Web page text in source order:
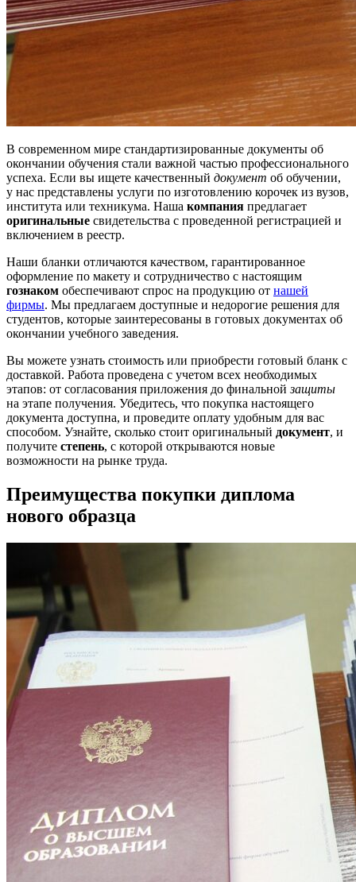
В современном мире стандартизированные документы об
окончании обучения стали важной частью профессионального
успеха. Если вы ищете качественный документ об обучении,
у нас представлены услуги по изготовлению корочек из вузов,
института или техникума. Наша компания предлагает
оригинальные свидетельства с проведенной регистрацией и
включением в реестр.
Наши бланки отличаются качеством, гарантированное
оформление по макету и сотрудничество с настоящим
гознаком обеспечивают спрос на продукцию от нашей
фирмы. Мы предлагаем доступные и недорогие решения для
студентов, которые заинтересованы в готовых документах об
окончании учебного заведения.
Вы можете узнать стоимость или приобрести готовый бланк с
доставкой. Работа проведена с учетом всех необходимых
этапов: от согласования приложения до финальнойзащиты
на этапе получения. Убедитесь, что покупка настоящего
документа доступна, и проведите оплату удобным для вас
способом. Узнайте, сколько стоит оригинальный документ, и
получите степень, с которой открываются новые
возможности на рынке труда.
Преимущества покупки диплома
нового образца